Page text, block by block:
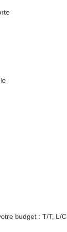
budget : T/T, L/C.